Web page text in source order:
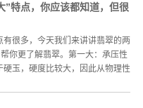
”特点，你应该都知道，但很
有很多，今天我们来讲讲翡翠的两
帮你更了解翡翠。第一大：承压性
硬玉，硬度比较大，因此从物理性